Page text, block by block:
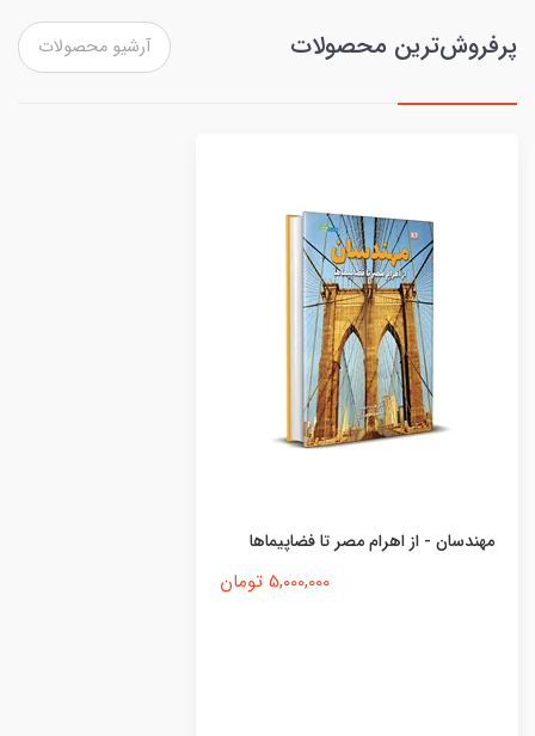
پرفروش‌ترین محصولات آرشیو محصولات
مهندسان - از اهرام مصر تا فضاپیماها
5,000,000 تومان